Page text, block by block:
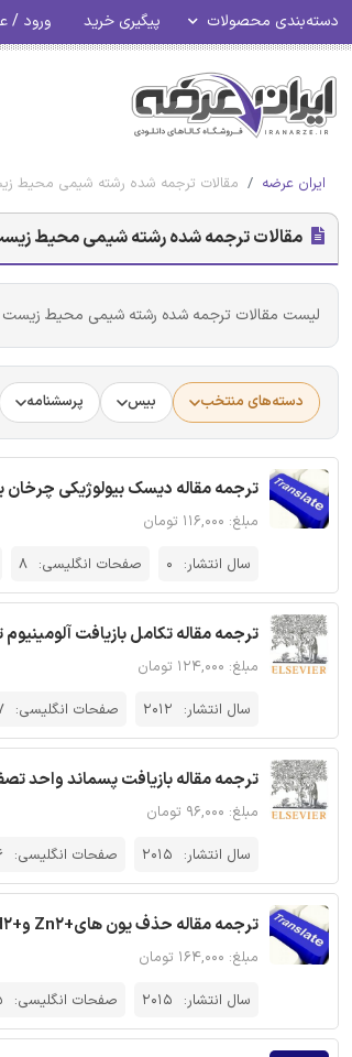
دسته‌بندی محصولات پیگیری خرید ورود /
ایران عرضه مقالات ترجمه شده رشته شیمی محیط
مقالات ترجمه شده رشته شیمی محیط
لیست مقالات ترجمه شده رشته شیمی محیط زیست
دسته‌های منتخب بیس پرسشنامه
ترجمه مقاله دیسک بیولوژیکی
مبلغ: ۱۱۶,۰۰۰ تومان
سال انتشار: 0 صفحات انگلیسی: 8
ترجمه مقاله تکامل بازیافت
مبلغ: ۱۲۴,۰۰۰ تومان
سال انتشار: 2012 صفحات انگلیسی:
ترجمه مقاله بازیافت پسماند واحد
مبلغ: ۹۶,۰۰۰ تومان
سال انتشار: 2015 صفحات انگلیسی:
ترجمه مقاله حذف یون های+Zn2 و+Cd2 از پساب های صنعتی با نانو جاذب های مغناطیسی جدید
مبلغ: ۱۶۴,۰۰۰ تومان
سال انتشار: 2015 صفحات انگلیسی: